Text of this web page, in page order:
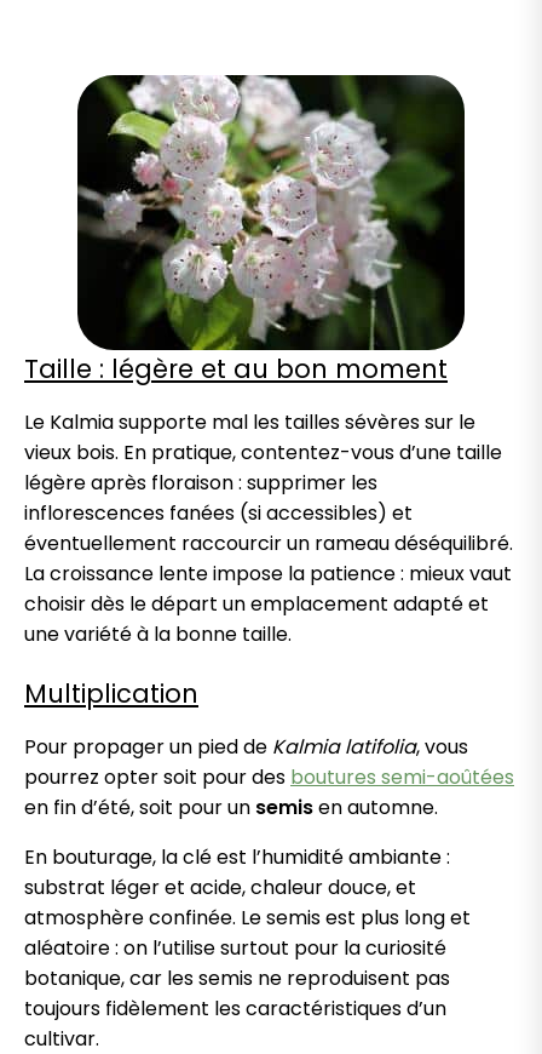
Taille : légère et au bon moment
Le Kalmia supporte mal les tailles sévères sur le
vieux bois. En pratique, contentez-vous d’une taille
légère après floraison : supprimer les
inflorescences fanées (si accessibles) et
éventuellement raccourcir un rameau déséquilibré.
La croissance lente impose la patience : mieux vaut
choisir dès le départ un emplacement adapté et
une variété à la bonne taille.
Multiplication
Pour propager un pied de Kalmia latifolia, vous
pourrez opter soit pour des boutures semi-aoûtées
en fin d’été, soit pour un semisen automne.
En bouturage, la clé est l’humidité ambiante :
substrat léger et acide, chaleur douce, et
atmosphère confinée. Le semis est plus long et
aléatoire : on l’utilise surtout pour la curiosité
botanique, car les semis ne reproduisent pas
toujours fidèlement les caractéristiques d’un
cultivar.